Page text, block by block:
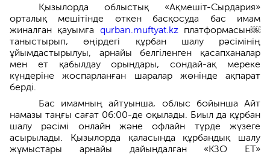
Қызылорда облыстық «Ақмешіт-Сырдария»
орталық мешітінде өткен басқосуда бас имам
жиналған қауымға qurban.muftyat.kzплатформасын￼
таныстырып, өңірдегі құрбан шалу рәсімінің
ұйымдастырылуы, арнайы белгіленген қасапханалар
мен ет қабылдау орындары, сондай-ақ мереке
күндеріне жоспарланған шаралар жөнінде ақпарат
берді.
Бас имамның айтуынша, облыс бойынша Айт
намазы таңғы сағат 06:00-де оқылады. Биыл да құрбан
шалу рәсімі онлайн және офлайн түрде жүзеге
асырылады. Қызылорда қаласында құрбандық шалу
жұмыстары арнайы дайындалған «КЗО ЕТ»